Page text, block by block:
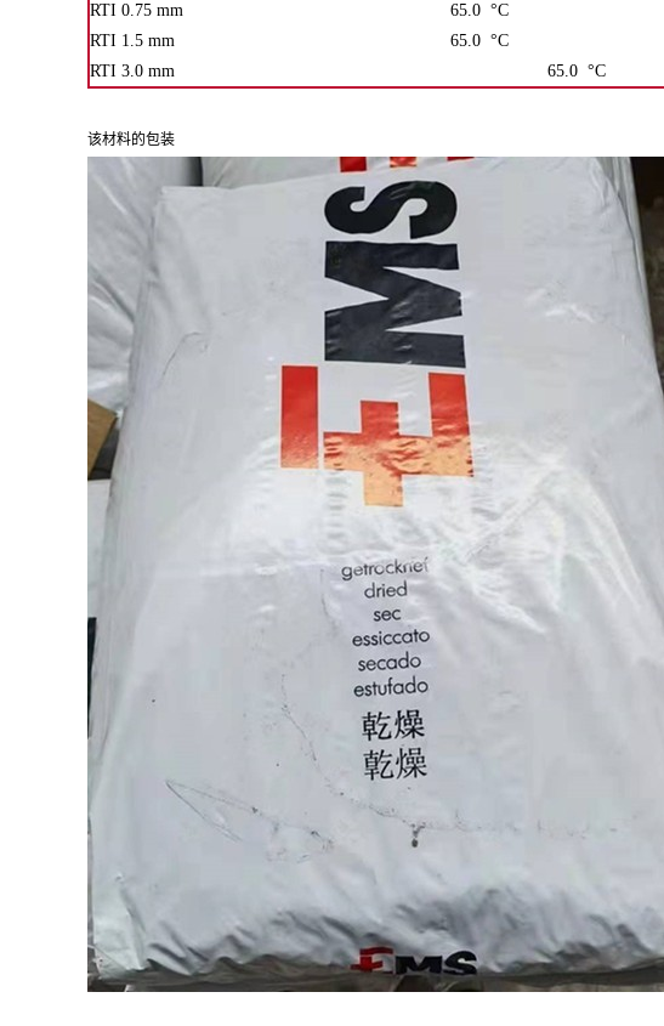
RTI 0.75 mm
65.0 °C
RTI 1.5 mm
65.0 °C
RTI 3.0 mm
65.0 °C
该材料的包装